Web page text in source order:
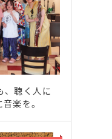
、聴く人に
楽を。